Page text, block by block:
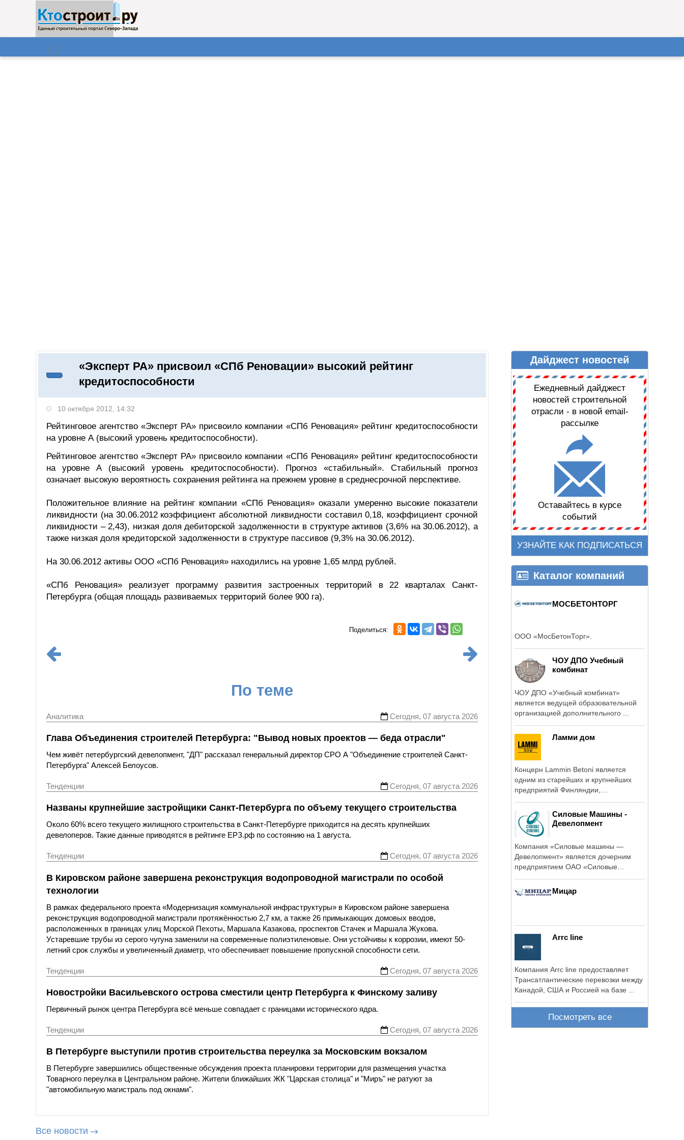
Поиск
КАЛЕНДАРЬ КЛЮЧЕВЫЕ ФИГУРЫ ДАЙДЖЕСТ НОВОСТЕЙ
«Эксперт РА» присвоил «СПб Реновации» высокий рейтинг
кредитоспособности
10 октября 2012, 14:32
Рейтинговое агентство «Эксперт РА» присвоило компании «СПб Реновация» рейтинг кредитоспособности
на уровне А (высокий уровень кредитоспособности).
Рейтинговое агентство «Эксперт РА» присвоило компании «СПб Реновация» рейтинг кредитоспособности
на уровне А (высокий уровень кредитоспособности). Прогноз «стабильный». Стабильный прогноз
означает высокую вероятность сохранения рейтинга на прежнем уровне в среднесрочной перспективе.
Положительное влияние на рейтинг компании «СПб Реновация» оказали умеренно высокие показатели
ликвидности (на 30.06.2012 коэффициент абсолютной ликвидности составил 0,18, коэффициент срочной
ликвидности – 2,43), низкая доля дебиторской задолженности в структуре активов (3,6% на 30.06.2012), а
также низкая доля кредиторской задолженности в структуре пассивов (9,3% на 30.06.2012).
На 30.06.2012 активы ООО «СПб Реновация» находились на уровне 1,65 млрд рублей.
«СПб Реновация» реализует программу развития застроенных территорий в 22 кварталах Санкт-
Петербурга (общая площадь развиваемых территорий более 900 га).
Поделиться:
По теме
Аналитика Сегодня, 07 августа 2026
Глава Объединения строителей Петербурга: "Вывод новых проектов — беда отрасли"
Чем живёт петербургский девелопмент, "ДП" рассказал генеральный директор СРО А "Объединение строителей Санкт-
Петербурга" Алексей Белоусов.
Тенденции Сегодня, 07 августа 2026
Названы крупнейшие застройщики Санкт-Петербурга по объему текущего строительства
Около 60% всего текущего жилищного строительства в Санкт-Петербурге приходится на десять крупнейших
девелоперов. Такие данные приводятся в рейтинге ЕРЗ.рф по состоянию на 1 августа.
Тенденции Сегодня, 07 августа 2026
В Кировском районе завершена реконструкция водопроводной магистрали по особой
технологии
В рамках федерального проекта «Модернизация коммунальной инфраструктуры» в Кировском районе завершена
реконструкция водопроводной магистрали протяжённостью 2,7 км, а также 26 примыкающих домовых вводов,
расположенных в границах улиц Морской Пехоты, Маршала Казакова, проспектов Стачек и Маршала Жукова.
Устаревшие трубы из серого чугуна заменили на современные полиэтиленовые. Они устойчивы к коррозии, имеют 50-
летний срок службы и увеличенный диаметр, что обеспечивает повышение пропускной способности сети.
Тенденции Сегодня, 07 августа 2026
Новостройки Васильевского острова сместили центр Петербурга к Финскому заливу
Первичный рынок центра Петербурга всё меньше совпадает с границами исторического ядра.
Тенденции Сегодня, 07 августа 2026
В Петербурге выступили против строительства переулка за Московским вокзалом
В Петербурге завершились общественные обсуждения проекта планировки территории для размещения участка
Товарного переулка в Центральном районе. Жители ближайших ЖК "Царская столица" и "Миръ" не ратуют за
"автомобильную магистраль под окнами".
Все новости
Дайджест новостей
Ежедневный дайджест
новостей строительной
отрасли - в новой email-
рассылке
Оставайтесь в курсе
событий
УЗНАЙТЕ КАК ПОДПИСАТЬСЯ
Каталог компаний
МОСБЕТОНТОРГ
ООО «МосБетонТорг».
ЧОУ ДПО Учебный
комбинат
ЧОУ ДПО «Учебный комбинат»
является ведущей образовательной
организацией дополнительного ...
Ламми дом
Концерн Lammin Betoni является
одним из старейших и крупнейших
предприятий Финляндии,
Силовые Машины -
Девелопмент
Компания «Силовые машины —
Девелопмент» является дочерним
предприятием ОАО «Силовые
Мицар
Arrc line
Компания Arrc line предоставляет
Трансатлантические перевозки между
Канадой, США и Россией на базе ...
Посмотреть все